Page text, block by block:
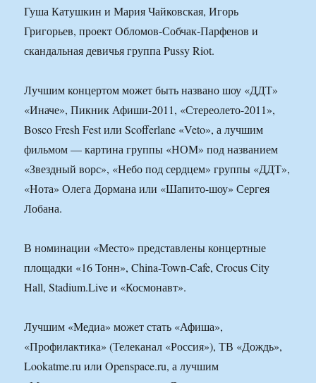
Гуша Катушкин и Мария Чайковская, Игорь
Григорьев, проект Обломов-Собчак-Парфенов и
скандальная девичья группа Pussy Riot.
Лучшим концертом может быть названо шоу «ДДТ»
«Иначе», Пикник Афиши-2011, «Стереолето-2011»,
Bosco Fresh Fest или Scofferlane «Veto», а лучшим
фильмом — картина группы «НОМ» под названием
«Звездный ворс», «Небо под сердцем» группы «ДДТ»,
«Нота» Олега Дормана или «Шапито-шоу» Сергея
Лобана.
В номинации «Место» представлены концертные
площадки «16 Тонн», China-Town-Cafe, Crocus City
Hall, Stadium.Live и «Космонавт».
Лучшим «Медиа» может стать «Афиша»,
«Профилактика» (Телеканал «Россия»), ТВ «Дождь»,
Lookatme.ru или Openspace.ru, а лучшим